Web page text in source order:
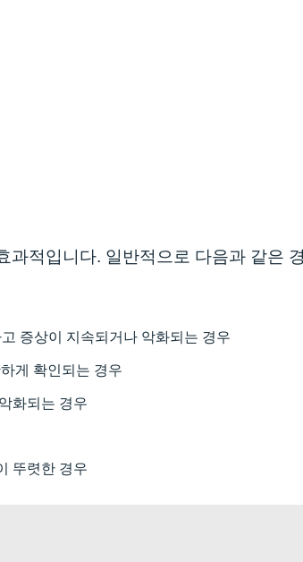
적입니다. 일반적으로 다음과 같은
증상이 지속되거나 악화되는 경우
게 확인되는 경우
화되는 경우
뚜렷한 경우